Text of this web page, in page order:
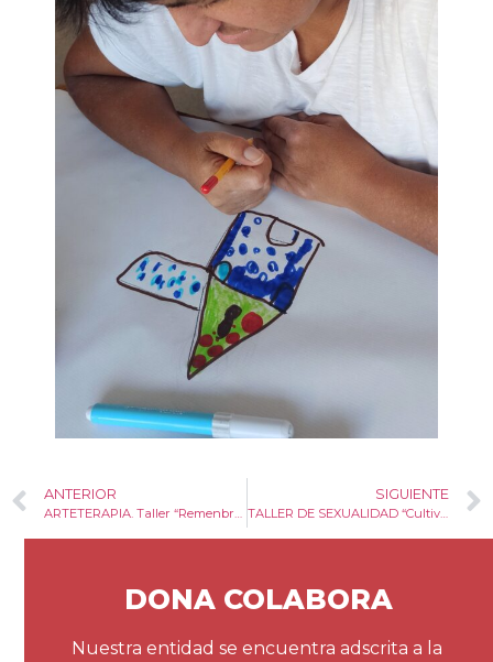
ANTERIOR
ARTETERAPIA. Taller “Remenbranzas”.
SIGUIENTE
TALLER DE SEXUALIDAD “Cultivando Placeres”.
DONA COLABORA
Nuestra entidad se encuentra adscrita a la